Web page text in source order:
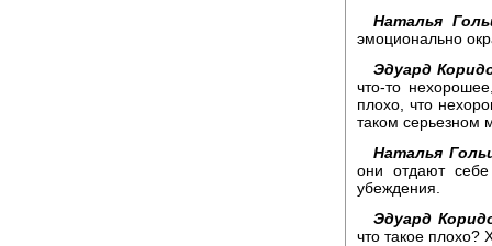
Наталья
эмоционально
Эдуард
что-то
плохо, что
таком серьезном
Наталья
они отдают
убеждения.
Эдуард
что такое плохо?